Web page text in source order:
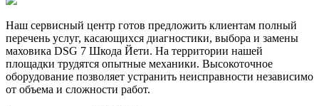
Наш сервисный центр готов предложить клиентам полный
перечень услуг, касающихся диагностики, выбора и замены
маховика DSG 7 Шкода Йети. На территории нашей
площадки трудятся опытные механики. Высокоточное
оборудование позволяет устранить неисправности независимо
от объема и сложности работ.